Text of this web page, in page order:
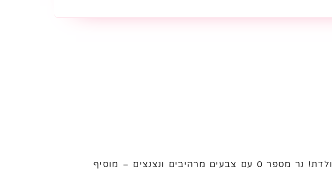
נר מספר 0 – צבעוני ונוצץ הנר הכי שמח שיש לעוגת יום הולדת! נר מספר 0 עם צבעים מרהיבים ונצנצים – מוסיף